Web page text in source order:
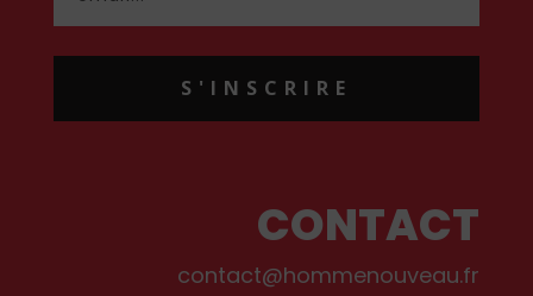
S'INSCRIRE
CONTACT
contact@hommenouveau.fr